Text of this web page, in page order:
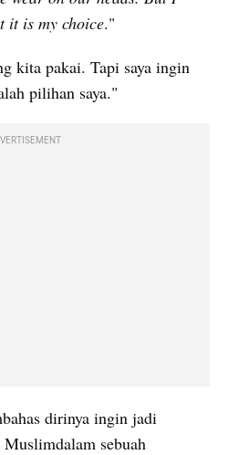
it is my choice."
kita pakai. Tapi saya ingin
pilihan saya."
dirinya ingin jadi
sebuah